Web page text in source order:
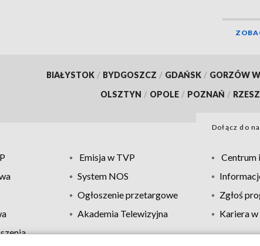
BIAŁYSTOK / BYDGOSZCZ / GDAŃSK / GORZÓW
OLSZTYN / OPOLE / POZNAŃ /
Dołącz do
Emisja w TVP Centrum
System NOS
Ogłoszenie przetargowe Zgłoś
Akademia Telewizyjna Kariera